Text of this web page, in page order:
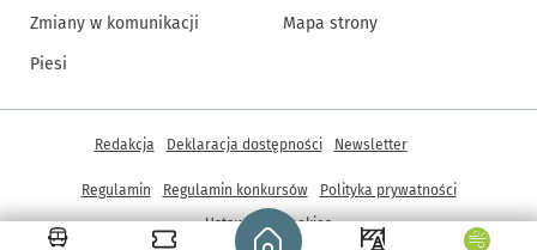
Strona główna - wroclaw.pl
Zmiany w komunikacji
Piesi
Mapa strony
Inne informacje
Redakcja Deklaracja dostępności Newsletter
Regulamin Regulamin konkursów
Polityka prywatności
Ustawienia cookies